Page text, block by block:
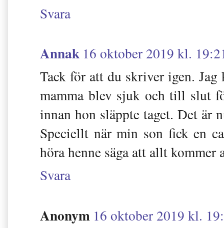
Svara
Annak 16 oktober 2019 kl.
Tack för att du skriver igen.
mamma blev sjuk och till slut
innan hon släppte taget. Det är
Speciellt när min son fick en
höra henne säga att allt
Svara
Anonym 16 oktober 2019 kl.